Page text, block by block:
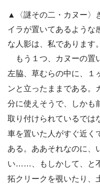
▲〈謎その二・カヌー〉
イラが置いてあるような
な人影は、私であります。
もう１つ、カヌーの置
左脇、草むらの中に、１
ンと立ったままである。
分に使えそうで、しかも
取り付けられているでは
車を置いた人がすぐ近く
ある。ああそれなのに、
い……、もしかして、と
拓クリークを覗いたり、